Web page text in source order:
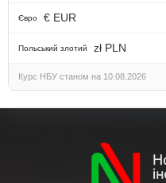
Євро € EUR
Польський злотий zł PLN
Курс НБУ станом на 10.08.2026